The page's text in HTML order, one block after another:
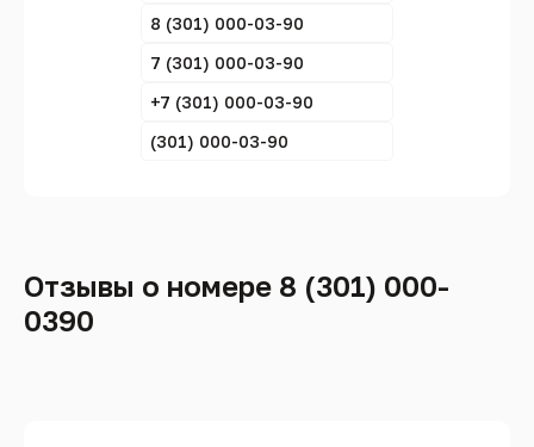
8 (301) 000-03-90
7 (301) 000-03-90
+7 (301) 000-03-90
(301) 000-03-90
Отзывы о номере 8 (301) 000-
0390